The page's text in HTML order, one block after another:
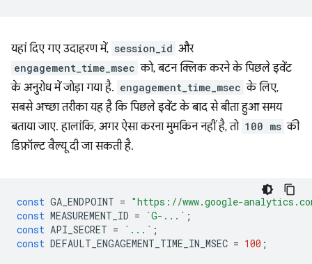
यहां दिए गए उदाहरण में, session_id और
engagement_time_msec को, बटन क्लिक करने के पिछले इवेंट
के अनुरोध में जोड़ा गया है. engagement_time_msec के लिए,
सबसे अच्छा तरीका यह है कि पिछले इवेंट के बाद से बीता हुआ समय
बताया जाए. हालांकि, अगर ऐसा करना मुमकिन नहीं है, तो 100 ms की
डिफ़ॉल्ट वैल्यू दी जा सकती है.
const GA_ENDPOINT = "https://www.google-
const MEASUREMENT_ID = `G-...` ;
const API_SECRET = `...` ;
const DEFAULT_ENGAGEMENT_TIME_IN_MSEC = 100 ;